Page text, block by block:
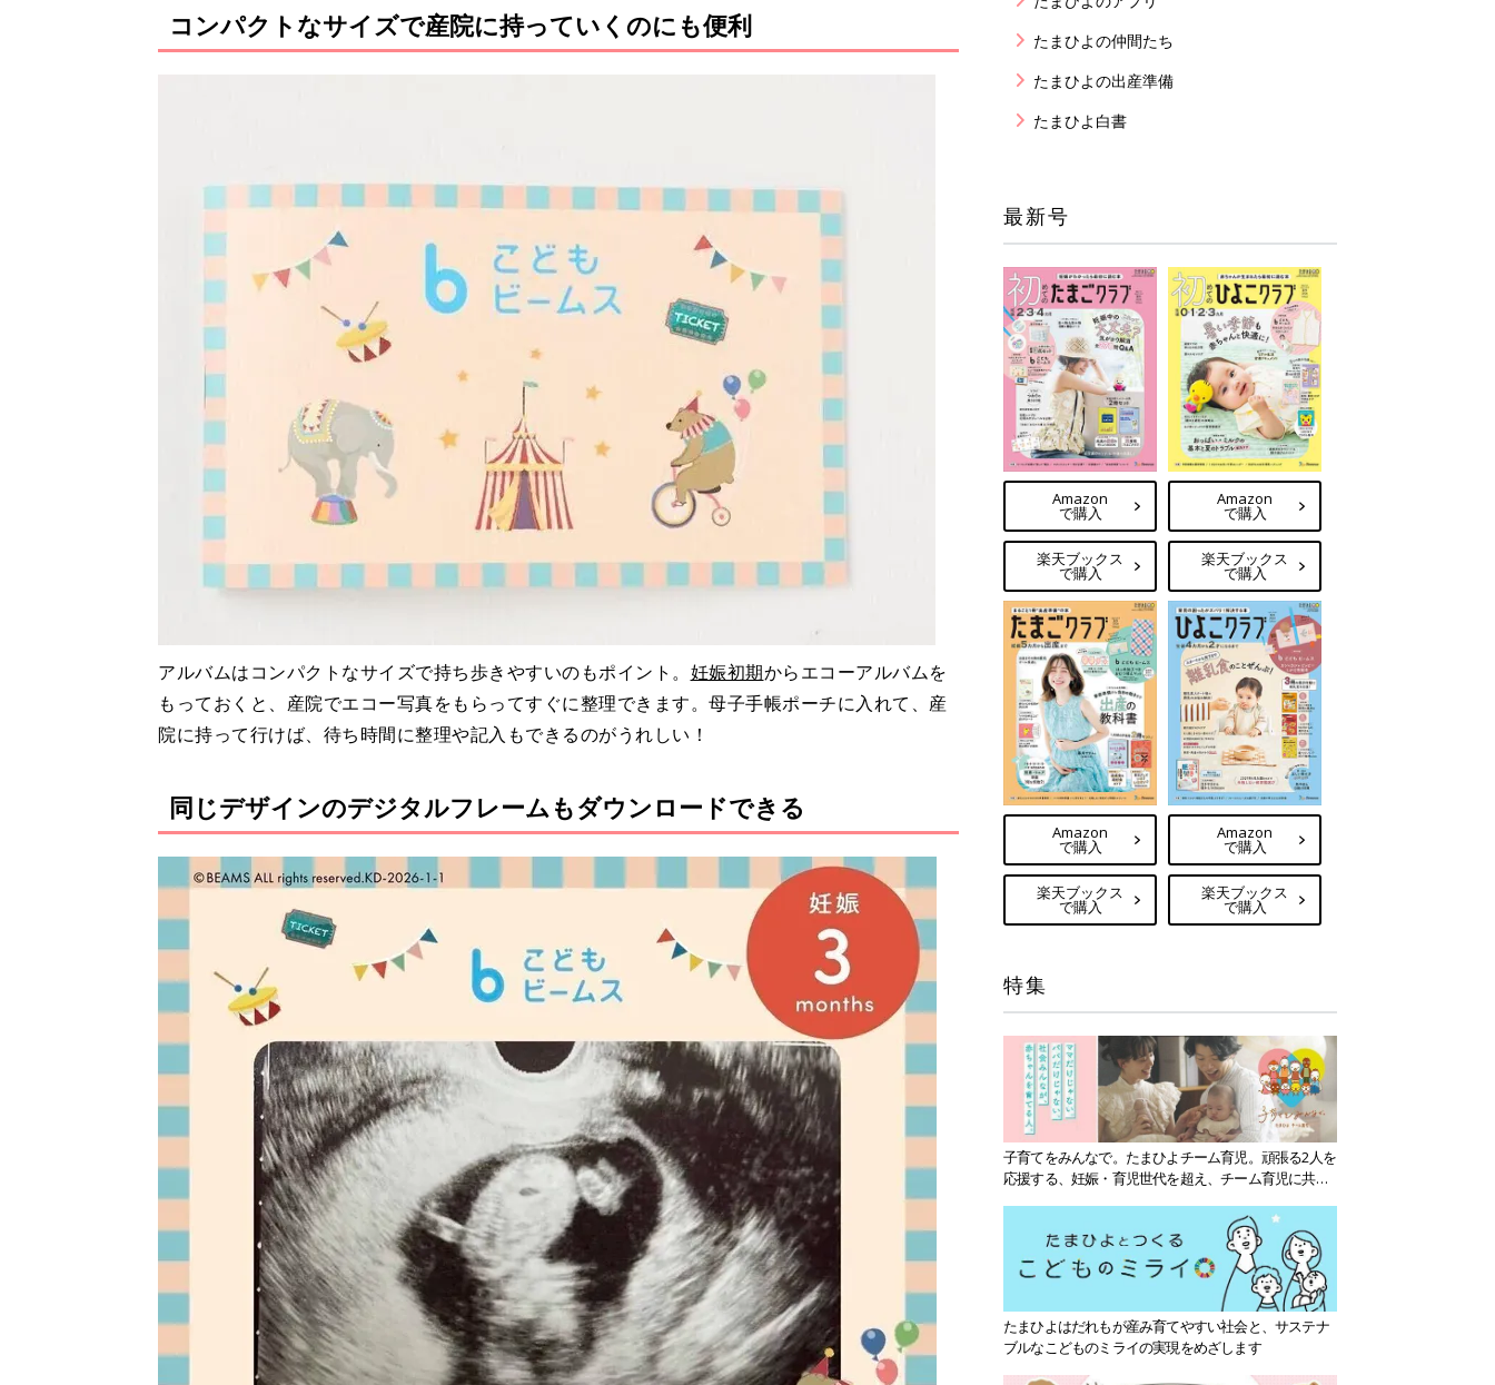
コンパクトなサイズで産院に持っていくのにも便利
アルバムはコンパクトなサイズで持ち歩きやすいのもポイント。 妊娠初期からエコーアルバムを
もっておくと、産院でエコー写真をもらってすぐに整理できます。母子手帳ポーチに入れて、産
院に持って行けば、待ち時間に整理や記入もできるのがうれしい！
同じデザインのデジタルフレームもダウンロードできる
たまひよの仲間たち
たまひよの出産準備
たまひよ白書
最新号
Amazon
で購入
楽天ブックス
で購入
Amazon
で購入
楽天ブックス
で購入
Amazon
で購入
楽天ブックス
で購入
Amazon
で購入
楽天ブックス
で購入
特集
子育てをみんなで。たまひよチーム育児。頑張る2人を
応援する、妊娠・育児世代を超え、チーム育児に共感
たまひよはだれもが産み育てやすい社会と、サステナ
ブルなこどものミライの実現をめざします